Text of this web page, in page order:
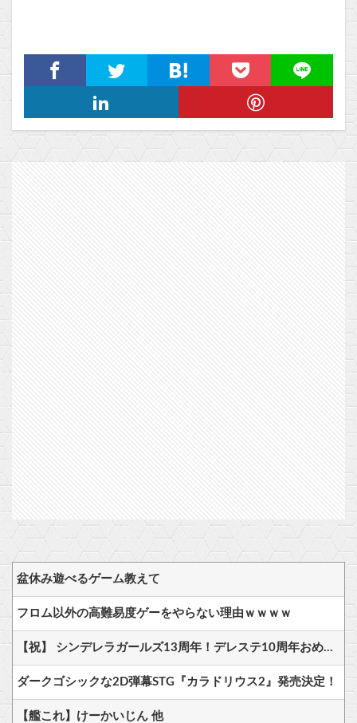
盆休み遊べるゲーム教えて
フロム以外の高難易度ゲーをやらない理由ｗｗｗｗ
【祝】 シンデレラガールズ13周年！デレステ10周年おめでとう！ガチャ更新SSR八神マキノ・イベントSRイヴ、SR望月聖！
ダークゴシックな2D弾幕STG『カラドリウス2』発売決定！
【艦これ】けーかいじん 他